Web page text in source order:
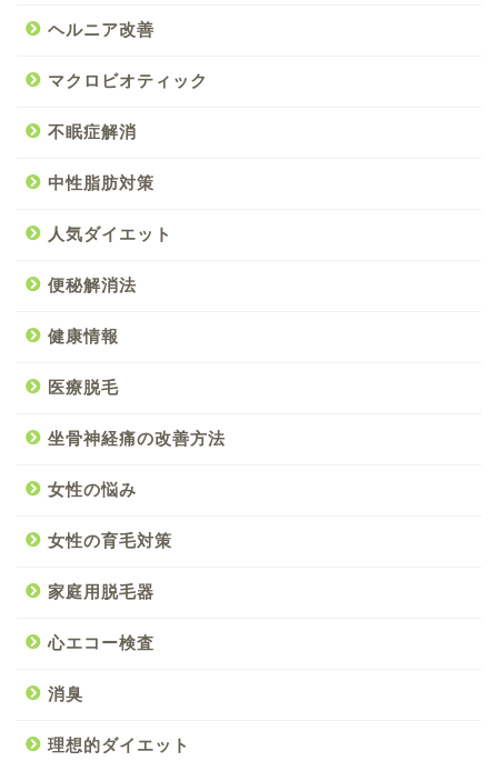
ヘルニア改善
マクロビオティック
不眠症解消
中性脂肪対策
人気ダイエット
便秘解消法
健康情報
医療脱毛
坐骨神経痛の改善方法
女性の悩み
女性の育毛対策
家庭用脱毛器
心エコー検査
消臭
理想的ダイエット